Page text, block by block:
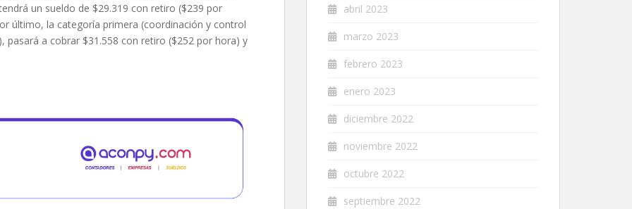
un sueldo de $29.319 con retiro ($239 por
último, la categoría primera (coordinación y control
pasará a cobrar $31.558 con retiro ($252 por hora) y
abril 2023
marzo 2023
febrero 2023
enero 2023
diciembre 2022
noviembre 2022
octubre 2022
septiembre 2022